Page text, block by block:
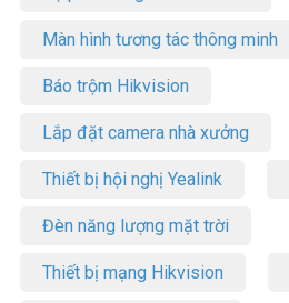
Màn hình tương tác thông minh
Báo trộm Hikvision
Lắp đặt camera nhà xưởng
Thiết bị hội nghị Yealink
Đèn năng lượng mặt trời
Thiết bị mạng Hikvision